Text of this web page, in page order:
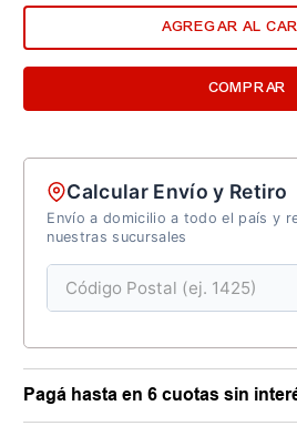
AGREGAR AL
COMPRAR
Calcular Envío y Retiro
Envío a domicilio a todo el país y
nuestras sucursales
Pagá hasta en 6 cuotas sin